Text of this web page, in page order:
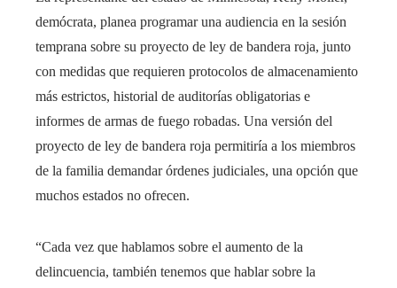
demócrata, planea programar una audiencia en la sesión
temprana sobre su proyecto de ley de bandera roja, junto
con medidas que requieren protocolos de almacenamiento
más estrictos, historial de auditorías obligatorias e
informes de armas de fuego robadas. Una versión del
proyecto de ley de bandera roja permitiría a los miembros
de la familia demandar órdenes judiciales, una opción que
muchos estados no ofrecen.
“Cada vez que hablamos sobre el aumento de la
delincuencia, también tenemos que hablar sobre la